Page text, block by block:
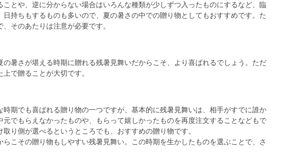
とや、逆に分からない場合はいろんな種類が少しずつ入ったものにするなど、臨
持ちもするものも多いので、夏の暑さの中での贈り物としてもおすすめです。た
そのあたりは注意が必要です。
暑さが堪える時期に贈れる残暑見舞いだからこそ、より喜ばれるでしょう。ただ
上で贈ることが大切です。
期でも喜ばれる贈り物の一つですが、基本的に残暑見舞いは、相手がすでに誰か
でもらえなかったものや、もらって嬉しかったものを再度注文することなどもで
り側が選べるというところでも、おすすめの贈り物です。
こその贈り物もしやすい残暑見舞い。この時期を生かしたものを選ぶことで、さ